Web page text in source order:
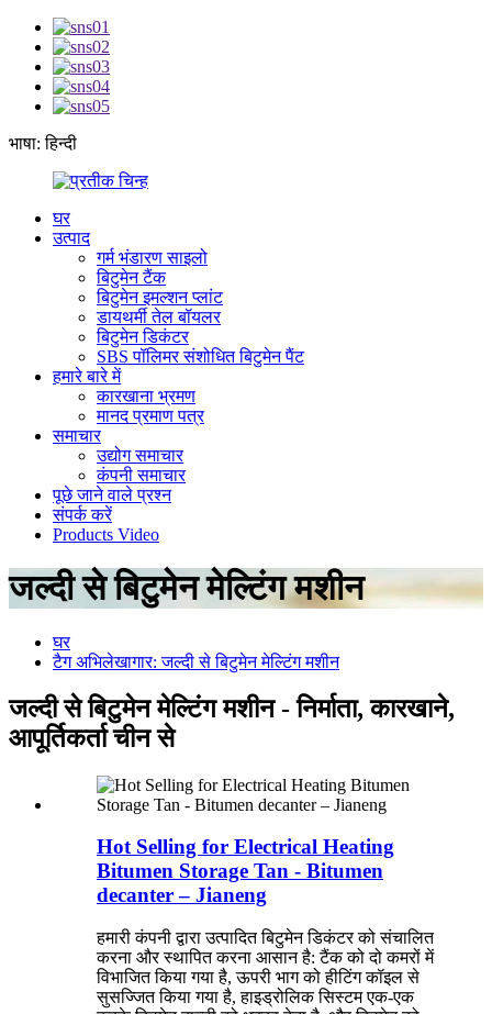
भाषा: हिन्दी
घर
उत्पाद
गर्म भंडारण साइलो
बिटुमेन टैंक
बिटुमेन इमल्शन प्लांट
डायथर्मी तेल बॉयलर
बिटुमेन डिकंटर
SBS पॉलिमर संशोधित बिटुमेन पैंट
हमारे बारे में
कारखाना भ्रमण
मानद प्रमाण पत्र
समाचार
उद्योग समाचार
कंपनी समाचार
पूछे जाने वाले प्रश्न
संपर्क करें
Products Video
जल्दी से बिटुमेन मेल्टिंग मशीन
घर
टैग अभिलेखागार: जल्दी से बिटुमेन मेल्टिंग मशीन
जल्दी से बिटुमेन मेल्टिंग मशीन - निर्माता, कारखाने,
आपूर्तिकर्ता चीन से
Hot Selling for Electrical Heating
Bitumen Storage Tan - Bitumen
decanter – Jianeng
हमारी कंपनी द्वारा उत्पादित बिटुमेन डिकंटर को संचालित
करना और स्थापित करना आसान है: टैंक को दो कमरों में
विभाजित किया गया है, ऊपरी भाग को हीटिंग कॉइल से
सुसज्जित किया गया है, हाइड्रोलिक सिस्टम एक-एक